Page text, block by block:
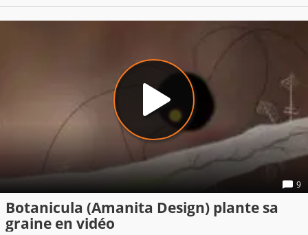
9
Botanicula (Amanita Design) plante sa
graine en vidéo